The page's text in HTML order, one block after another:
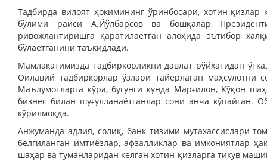
Тадбирда вилоят ҳокимининг ўринбосари, хотин-
бўлими раиси А.Йўлбарсов ва бошқалар
ривожлантиришга қаратилаётган алоҳида эътибор
бўлаётганини таъкидлади.
Мамлакатимизда тадбиркорликни давлат рўйхатидан
Оилавий тадбиркорлар ўзлари тайёрлаган маҳсулотни
Маълумотларга кўра, бугунги кунда Марғилон, Қўқон
бизнес билан шуғулланаётганлар сони анча
кўрилмоқда.
Анжуманда адлия, солиқ, банк тизими мутахассислари
белгиланган имтиёзлар, афзалликлар ва имкониятлар
шаҳар ва туманларидан келган хотин-қизларга тикув